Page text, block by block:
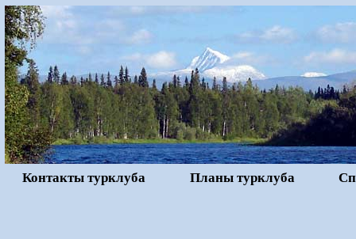
Контакты турклуба Планы турклуба